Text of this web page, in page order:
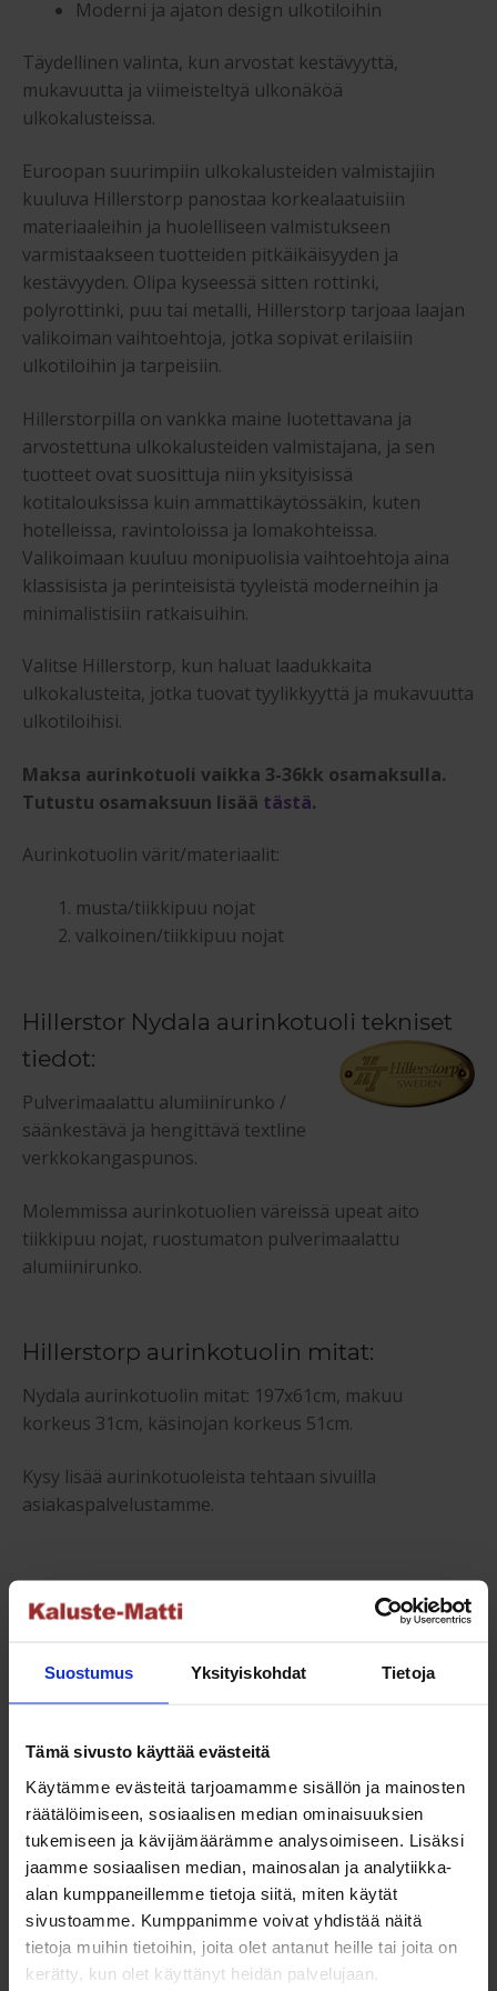
Suostumus Yksityiskohdat Tietoja
Tämä sivusto käyttää evästeitä
Käytämme evästeitä tarjoamamme sisällön ja mainosten
räätälöimiseen, sosiaalisen median ominaisuuksien
tukemiseen ja kävijämäärämme analysoimiseen. Lisäksi
jaamme sosiaalisen median, mainosalan ja analytiikka-
alan kumppaneillemme tietoja siitä, miten käytät
sivustoamme. Kumppanimme voivat yhdistää näitä
tietoja muihin tietoihin, joita olet antanut heille tai joita on
kerätty, kun olet käyttänyt heidän palvelujaan.
Moderni ja ajaton design ulkotiloihin
Täydellinen valinta, kun arvostat kestävyyttä,
mukavuutta ja viimeisteltyä ulkonäköä
ulkokalusteissa.
Euroopan suurimpiin ulkokalusteiden valmistajiin
kuuluva Hillerstorp panostaa korkealaatuisiin
materiaaleihin ja huolelliseen valmistukseen
varmistaakseen tuotteiden pitkäikäisyyden ja
kestävyyden. Olipa kyseessä sitten rottinki,
polyrottinki, puu tai metalli, Hillerstorp tarjoaa laajan
valikoiman vaihtoehtoja, jotka sopivat erilaisiin
ulkotiloihin ja tarpeisiin.
Hillerstorpilla on vankka maine luotettavana ja
arvostettuna ulkokalusteiden valmistajana, ja sen
tuotteet ovat suosittuja niin yksityisissä
kotitalouksissa kuin ammattikäytössäkin, kuten
hotelleissa, ravintoloissa ja lomakohteissa.
Valikoimaan kuuluu monipuolisia vaihtoehtoja aina
klassisista ja perinteisistä tyyleistä moderneihin ja
minimalistisiin ratkaisuihin.
Valitse Hillerstorp, kun haluat laadukkaita
ulkokalusteita, jotka tuovat tyylikkyyttä ja mukavuutta
ulkotiloihisi.
Maksa aurinkotuoli vaikka 3-36kk osamaksulla.
Tutustu osamaksuun lisää tästä.
Aurinkotuolin värit/materiaalit:
musta/tiikkipuu nojat
valkoinen/tiikkipuu nojat
Hillerstor Nydala aurinkotuoli tekniset
tiedot:
Pulverimaalattu alumiinirunko /
säänkestävä ja hengittävä textline
verkkokangaspunos.
Molemmissa aurinkotuolien väreissä upeat aito
tiikkipuu nojat, ruostumaton pulverimaalattu
alumiinirunko.
Hillerstorp aurinkotuolin mitat:
Nydala aurinkotuolin mitat: 197x61cm, makuu
korkeus 31cm, käsinojan korkeus 51cm.
Kysy lisää aurinkotuoleista tehtaan sivuilla
asiakaspalvelustamme.
Takuu:
Saatat myös pitää...
Baden Rosa aurinkotuoli
NETTO